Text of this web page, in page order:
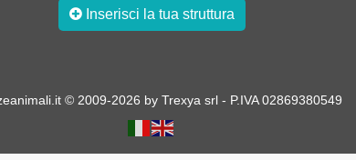
Inserisci la tua struttura
© 2009-2026 by Trexya srl - P.IVA 02869380549